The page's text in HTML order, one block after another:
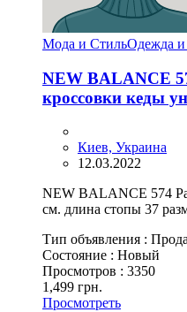
Мода и СтильОдежда и
NEW BALANCE
кроссовки кеды
Киев, Украина
12.03.2022
NEW BALANCE 574
см. длина стопы 37
Тип объявления :
Состояние : Новый
Просмотров : 3350
1,499 грн.
Просмотреть